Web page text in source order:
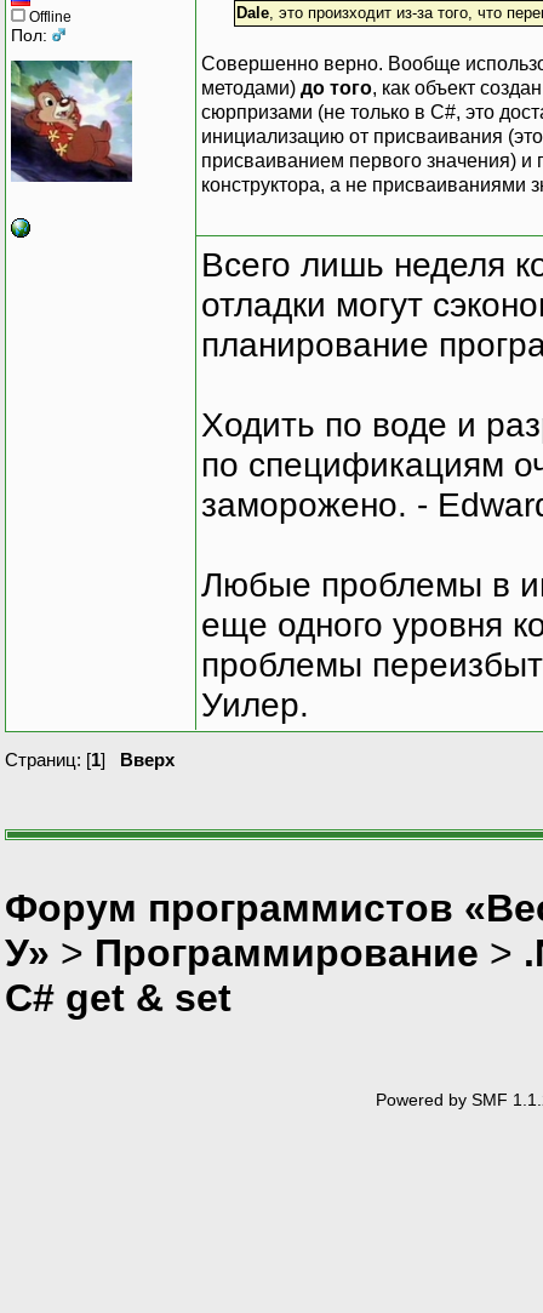
Offline
Пол:
Dale, это произходит из-за того, что
Совершенно верно. Вообще
методами) до того, как объект
сюрпризами (не только в C#, это
инициализацию от присваивания
присваиванием первого значения) и
конструктора, а не присваиваниями
Всего лишь неделя
отладки могут
планирование
Ходить по воде и
по спецификациям
заморожено. -
Любые проблемы в
еще одного уровня
проблемы
Уилер.
Страниц: [1] Вверх
Форум программистов
У» > Программирование >
C# get & set
Powered by SMF